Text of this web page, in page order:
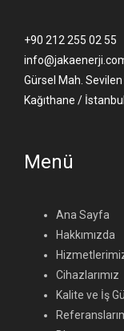
+90 212 255 02 55
Gürsel Mah. Sevilen
Kağıthane / İstanbul
Menü
Ana Sayfa
Hakkımızda
Cihazlarımız
Kalite ve İş